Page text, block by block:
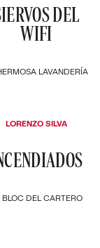
LAVANDERÍA
DEL
WIFI
BLOC DEL CARTERO
LORENZO SILVA